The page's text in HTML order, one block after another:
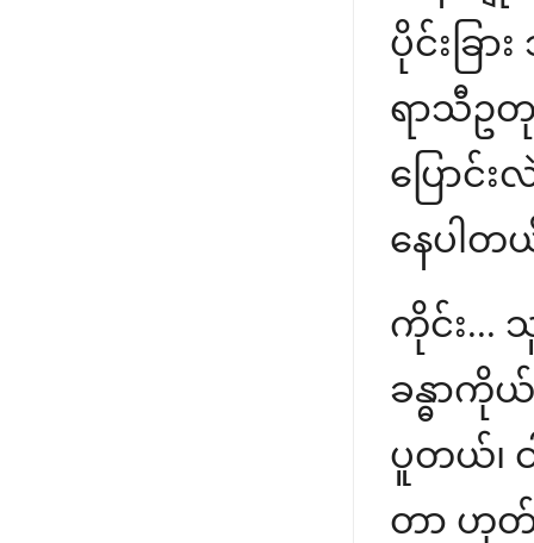
ပိုင်းခြ
ရာသီဥ
ပြော
နေပါတ
ကိုင်း...
ခန္ဓာ
ပူတယ်၊
တာ ဟုတ်